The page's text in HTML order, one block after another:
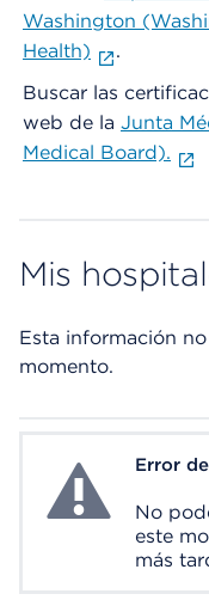
Washington
Health)
.
Buscar las
web de la Junta
Medical Board).
Mis
Esta información
momento.
System Error
Error
No
este
más